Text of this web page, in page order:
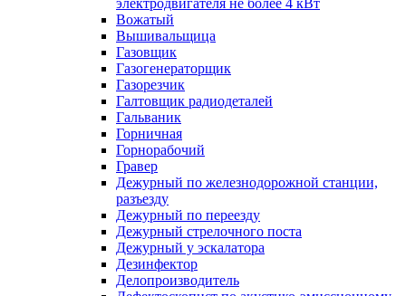
электродвигателя не более 4 кВт
Вожатый
Вышивальщица
Газовщик
Газогенераторщик
Газорезчик
Галтовщик радиодеталей
Гальваник
Горничная
Горнорабочий
Гравер
Дежурный по железнодорожной станции,
разъезду
Дежурный по переезду
Дежурный стрелочного поста
Дежурный у эскалатора
Дезинфектор
Делопроизводитель